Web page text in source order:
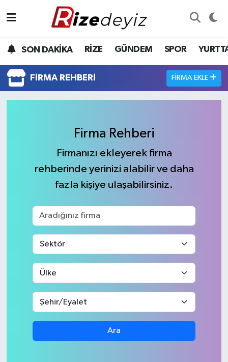
SON DAKİKA RİZE GÜNDEM SPOR
FIRMA REHBERI FIRMA EKLE
Firma Rehberi
Firmanızı ekleyerek firma
rehberinde yerinizi alabilir ve daha
fazla kişiye ulaşabilirsiniz.
Ara
Gündem
Yurttan Haberler
Sağlık
Rize Hava Durumu
Rize Namaz Vakitleri
Tüm Manşetler
Haber Arşivi